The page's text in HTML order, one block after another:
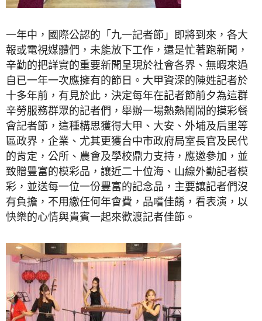
一年中，國際公認的「九一記者節」即將到來，各大
報或電視媒體們，未能放下工作，還是忙著跑新聞，
辛勤的把詳實的重要新聞呈現於社會各界、無暇來過
自已一年一次應擁有的節日。大甲資深的陳姓記者於
十多年前，有見於此，決定每年在記者節前夕為這群
辛勞服務群眾的記者們，舉辦一場熱熱鬧鬧的摸彩餐
會記者節，這種構思獲得大甲、大安、外埔及后里等
區政界，企業、尤其更獲台中市政府局室長官及民代
的肯定，公所、農會及學校鼎力支持，應邀參加，並
致贈豐富的模彩品，讓近二十位海、山線外勤記者模
彩，並送每一位一份豐富的記念品，主要讓記者們沒
有負擔，不用繳任何年會費，品嚐佳餚，看表演，以
快樂的心情與貴賓一起來歡渡記者佳節。